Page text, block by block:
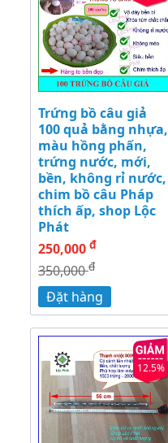
Trứng bồ câu giả
100 quả bằng nhựa,
màu hồng phấn,
trứng nước, mới,
bền, không rỉ nước,
chim bồ câu Pháp
thích ấp, shop Lộc
Phát
250,000 đ
350,000đ
Đặt hàng
12.5%